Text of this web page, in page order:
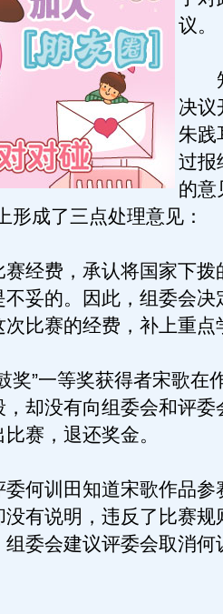
议。
知
决议
朱践
过报
的意
形成了三点处理意见：
费，承认将国家下拨
妥的。因此，组委会决
比赛的经费，补上重点
”一等奖获得者宋歌在
却没有向组委会和评委
赛，退还奖金。
训田知道宋歌作品参
有说明，违反了比赛规
委会建议评委会取消何